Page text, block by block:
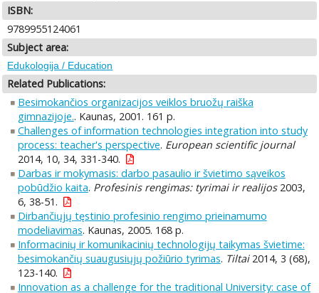
ISBN:
9789955124061
Subject area:
Edukologija / Education
Related Publications:
Besimokančios organizacijos veiklos bruožų raiška
gimnazijoje.. Kaunas, 2001. 161 p.
Challenges of information technologies integration into study
process: teacher's perspective. European scientific journal
2014, 10, 34, 331-340.
Darbas ir mokymasis: darbo pasaulio ir švietimo sąveikos
pobūdžio kaita. Profesinis rengimas: tyrimai ir realijos2003,
6, 38-51.
Dirbančiųjų tęstinio profesinio rengimo prieinamumo
modeliavimas. Kaunas, 2005. 168 p.
Informacinių ir komunikacinių technologijų taikymas švietime:
besimokančių suaugusiųjų požiūrio tyrimas. Tiltai2014, 3 (68),
123-140.
Innovation as a challenge for the traditional University: case of